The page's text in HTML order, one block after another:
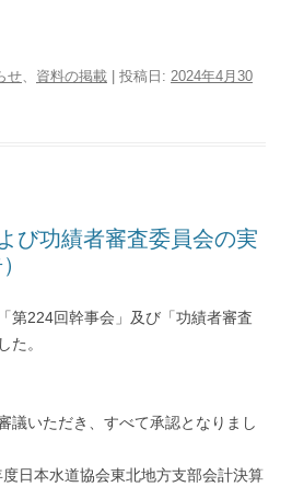
せ、 資料の掲載 | 投稿日: 2024年4月30
び功績者審査委員会の実
第224回幹事会」及び「功績者審査
た。
議いただき、すべて承認となりまし
日本水道協会東北地方支部会計決算